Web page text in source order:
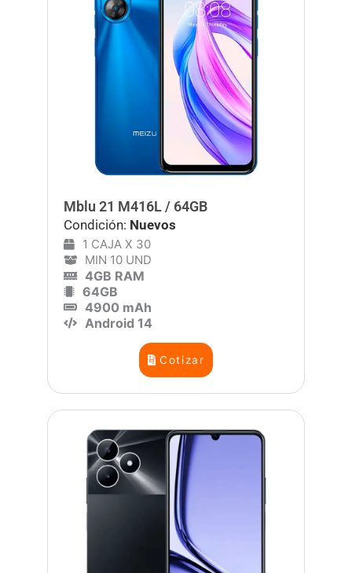
Mblu 21 M416L / 64GB
Condición: Nuevos
1 CAJA X 30
MIN 10 UND
4GB RAM
64GB
4900 mAh
Android 14
Cotizar